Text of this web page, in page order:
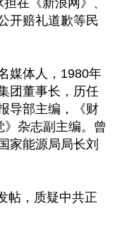
在《新浪网》、
开赔礼道歉等民
媒体人，1980年
团董事长，历任
导部主编，《财
杂志副主编。曾
家能源局局长刘
帖，质疑中共正